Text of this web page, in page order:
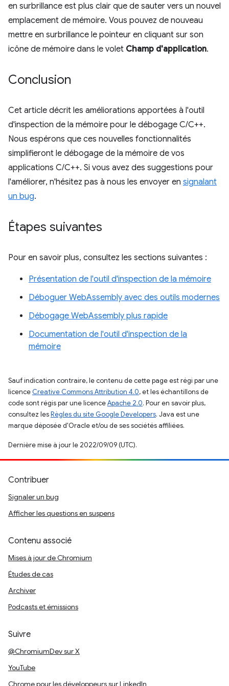
en surbrillance est plus clair que de sauter vers un nouvel
emplacement de mémoire. Vous pouvez de nouveau
mettre en surbrillance le pointeur en cliquant sur son
icône de mémoire dans le volet Champ d'application.
Conclusion
Cet article décrit les améliorations apportées à l'outil
d'inspection de la mémoire pour le débogage C/C++.
Nous espérons que ces nouvelles fonctionnalités
simplifieront le débogage de la mémoire de vos
applications C/C++. Si vous avez des suggestions pour
l'améliorer, n'hésitez pas à nous les envoyer en signalant
un bug.
Étapes suivantes
Pour en savoir plus, consultez les sections suivantes :
Présentation de l'outil d'inspection de la mémoire
Déboguer WebAssembly avec des outils modernes
Débogage WebAssembly plus rapide
Documentation de l'outil d'inspection de la
mémoire
Sauf indication contraire, le contenu de cette page est régi par une
licence Creative Commons Attribution 4.0, et les échantillons de
code sont régis par une licenceApache 2.0. Pour en savoir plus,
consultez lesRègles du site Google Developers. Java est une
marque déposée d'Oracle et/ou de ses sociétés affiliées.
Dernière mise à jour le 2022/09/09 (UTC).
Contribuer
Signaler un bug
Afficher les questions en suspens
Contenu associé
Mises à jour de Chromium
Études de cas
Archiver
Podcasts et émissions
Suivre
@ChromiumDev sur X
YouTube
Chrome pour les développeurs sur LinkedIn